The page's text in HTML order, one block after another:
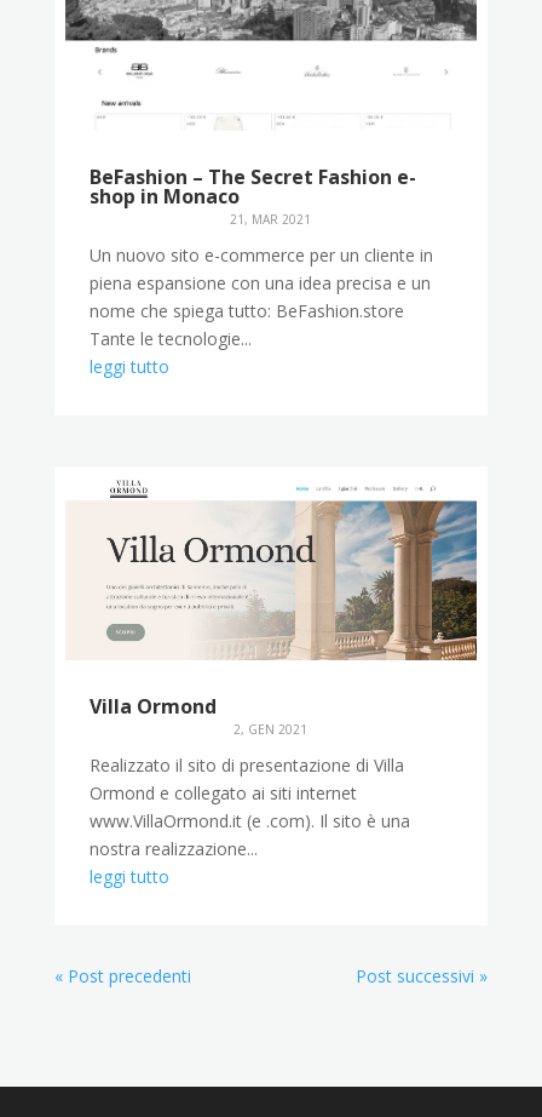
BeFashion – The Secret Fashion e-
shop in Monaco
21, MAR 2021
Un nuovo sito e-commerce per un cliente in
piena espansione con una idea precisa e un
nome che spiega tutto: BeFashion.store
Tante le tecnologie...
leggi tutto
Villa Ormond
2, GEN 2021
Realizzato il sito di presentazione di Villa
Ormond e collegato ai siti internet
www.VillaOrmond.it (e .com). Il sito è una
nostra realizzazione...
leggi tutto
« Post precedenti Post successivi »